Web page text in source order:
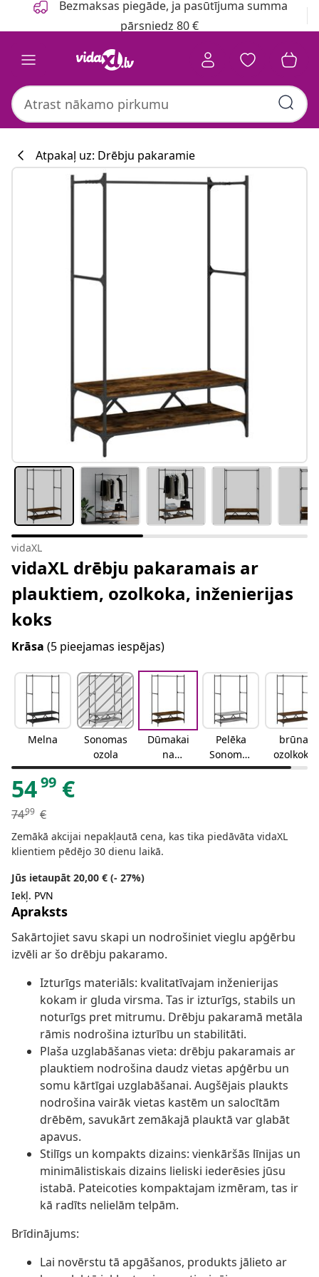
Bezmaksas piegāde, ja pasūtījuma summa
pārsniedz 80 €
Atpakaļ uz: Drēbju pakaramie
vidaXL
vidaXL drēbju pakaramais ar
plauktiem, ozolkoka, inženierijas
koks
Krāsa (5 pieejamas iespējas)
Melna
Sonomas
ozola
Dūmakai
na
ozolkoka
Pelēka
Sonomas
ozola
brūna
ozolkoka
5499 €
7499 €
Zemākā akcijai nepakļautā cena, kas tika piedāvāta vidaXL
klientiem pēdējo 30 dienu laikā.
Jūs ietaupāt 20,00 € (- 27%)
Iekļ. PVN
Apraksts
Sakārtojiet savu skapi un nodrošiniet vieglu apģērbu
izvēli ar šo drēbju pakaramo.
Izturīgs materiāls: kvalitatīvajam inženierijas
kokam ir gluda virsma. Tas ir izturīgs, stabils un
noturīgs pret mitrumu. Drēbju pakaramā metāla
rāmis nodrošina izturību un stabilitāti.
Plaša uzglabāšanas vieta: drēbju pakaramais ar
plauktiem nodrošina daudz vietas apģērbu un
somu kārtīgai uzglabāšanai. Augšējais plaukts
nodrošina vairāk vietas kastēm un salocītām
drēbēm, savukārt zemākajā plauktā var glabāt
apavus.
Stilīgs un kompakts dizains: vienkāršās līnijas un
minimālistiskais dizains lieliski iederēsies jūsu
istabā. Pateicoties kompaktajam izmēram, tas ir
kā radīts nelielām telpām.
Brīdinājums:
Lai novērstu tā apgāšanos, produkts jālieto ar